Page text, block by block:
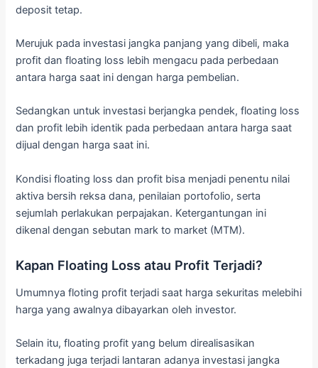
deposit tetap.
Merujuk pada investasi jangka panjang yang dibeli, maka
profit dan floating loss lebih mengacu pada perbedaan
antara harga saat ini dengan harga pembelian.
Sedangkan untuk investasi berjangka pendek, floating loss
dan profit lebih identik pada perbedaan antara harga saat
dijual dengan harga saat ini.
Kondisi floating loss dan profit bisa menjadi penentu nilai
aktiva bersih reksa dana, penilaian portofolio, serta
sejumlah perlakukan perpajakan. Ketergantungan ini
dikenal dengan sebutan mark to market (MTM).
Kapan Floating Loss atau Profit Terjadi?
Umumnya floting profit terjadi saat harga sekuritas melebihi
harga yang awalnya dibayarkan oleh investor.
Selain itu, floating profit yang belum direalisasikan
terkadang juga terjadi lantaran adanya investasi jangka